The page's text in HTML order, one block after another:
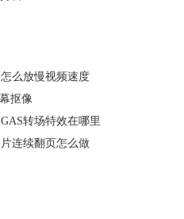
则可以使用“导入DVD摄像机光
目。
获视频？的介绍，有了这一必杀
频没有作用啦，还等什么，赶紧下载
么放慢视频速度
抠像
转场特效在哪里
连续翻页怎么做